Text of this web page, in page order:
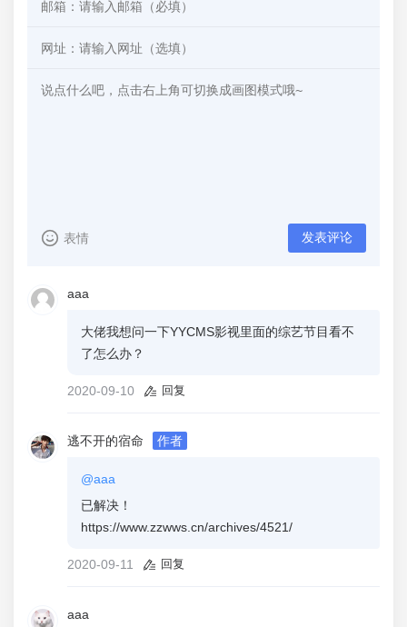
表情 发表评论
aaa
大佬我想问一下YYCMS影视里面的综艺节目看不
了怎么办？
2020-09-10 回复
逃不开的宿命 作者
@aaa
已解决！
https://www.zzwws.cn/archives/4521/
2020-09-11 回复
aaa